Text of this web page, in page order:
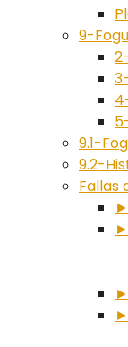
9-
9.1-
9.2-
Fallas
►